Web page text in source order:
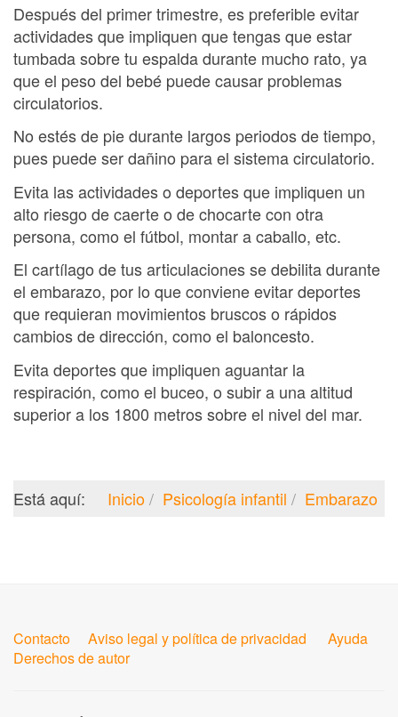
Después del primer trimestre, es preferible evitar
actividades que impliquen que tengas que estar
tumbada sobre tu espalda durante mucho rato, ya
que el peso del bebé puede causar problemas
circulatorios.
No estés de pie durante largos periodos de tiempo,
pues puede ser dañino para el sistema circulatorio.
Evita las actividades o deportes que impliquen un
alto riesgo de caerte o de chocarte con otra
persona, como el fútbol, montar a caballo, etc.
El cartílago de tus articulaciones se debilita durante
el embarazo, por lo que conviene evitar deportes
que requieran movimientos bruscos o rápidos
cambios de dirección, como el baloncesto.
Evita deportes que impliquen aguantar la
respiración, como el buceo, o subir a una altitud
superior a los 1800 metros sobre el nivel del mar.
Está aquí: Inicio Psicología infantil Embarazo
Contacto Aviso legal y política de privacidad
Ayuda
Derechos de autor